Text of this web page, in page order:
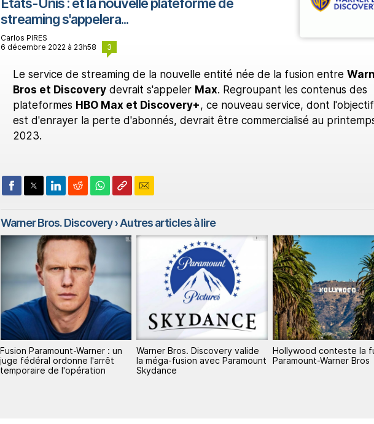
streaming s'appelera...
Carlos PIRES
6 décembre 2022 à 23h58
3
Le service de streaming de la nouvelle entité née de la fusion entre
Bros et Discoverydevrait s'appeler Max. Regroupant les contenus des
plateformes HBO Max et Discovery+, ce nouveau service, dont l'objectif
est d'enrayer la perte d'abonnés, devrait être commercialisé au
2023.
Warner Bros. Discovery› Autres articles à lire
Warner Bros. Discovery valide
la méga-fusion avec Paramount
Skydance
Hollywood conteste la fusion
Paramount-Warner Bros
Netflix renonce au
de Warner Bros.